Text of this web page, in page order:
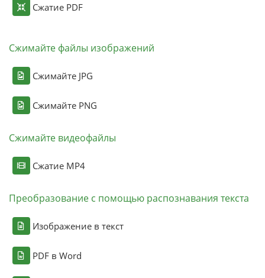
Сжатие PDF
Сжимайте файлы изображений
Сжимайте JPG
Сжимайте PNG
Сжимайте видеофайлы
Сжатие MP4
Преобразование с помощью распознавания текста
Изображение в текст
PDF в Word